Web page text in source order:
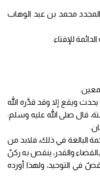
المجدد محمد بن عبد الوهاب
للإفتاء.
ويقع إلا وقد قدَّره الله
قال صلى الله عليه وسلم:
البالغة في ذلك، فلابد من
بالقضاء والقدر، ينقص به ركنٌ
في التوحيد، ولهذا أورده